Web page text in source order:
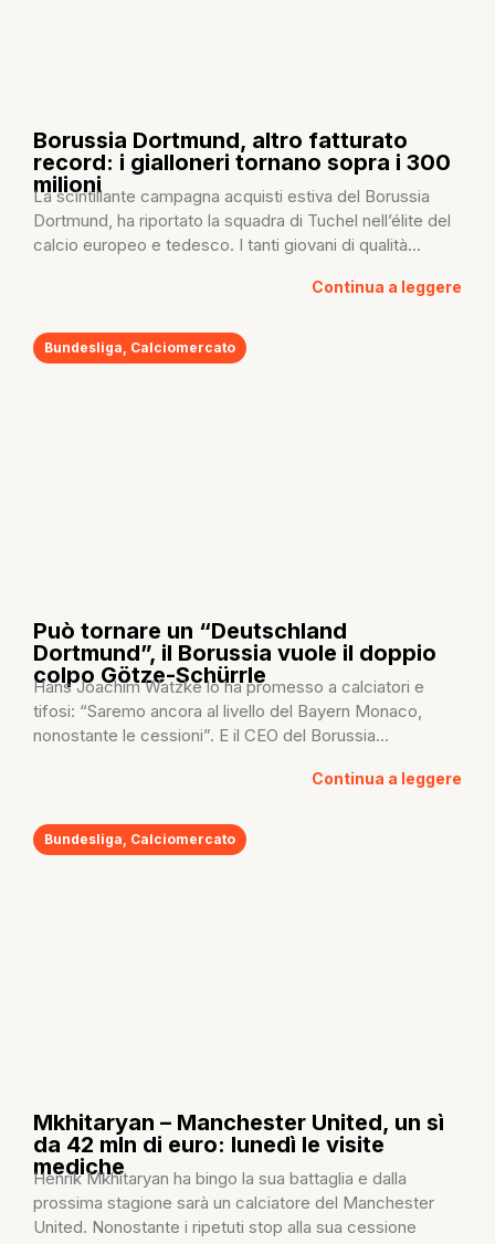
Borussia Dortmund, altro fatturato
record: i gialloneri tornano sopra i 300
milioni
La scintillante campagna acquisti estiva del Borussia
Dortmund, ha riportato la squadra di Tuchel nell’élite del
calcio europeo e tedesco. I tanti giovani di qualità...
Continua a leggere
Bundesliga, Calciomercato
Può tornare un “Deutschland
Dortmund”, il Borussia vuole il doppio
colpo Götze-Schürrle
Hans Joachim Watzke lo ha promesso a calciatori e
tifosi: “Saremo ancora al livello del Bayern Monaco,
nonostante le cessioni”. E il CEO del Borussia...
Continua a leggere
Bundesliga Calciomercato
Mkhitaryan – Manchester United, un sì
da 42 mln di euro: lunedì le visite
mediche
Henrik Mkhitaryan ha bingo la sua battaglia e dalla
prossima stagione sarà un calciatore del Manchester
United. Nonostante i ripetuti stop alla sua cessione